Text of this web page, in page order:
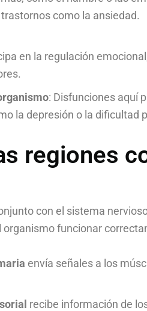
como la ansiedad.
en la regulación
: Disfunciones aquí
la depresión o la dificultad
regiones
con el sistema
funcionar
envía señales a los
recibe información de